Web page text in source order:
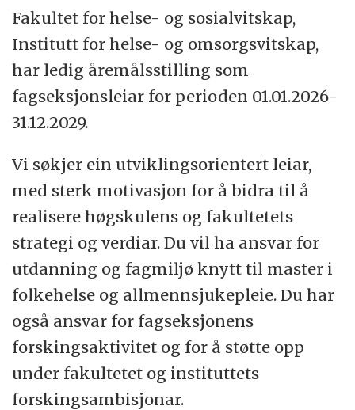
kultur og idrett. HVL tilbyr bachelor-,
master- og doktorgradsutdanningar og
ulike årsstudium.
HVL er tett på arbeidslivet, regionen og
universitet med profesjons- og
arbeidslivsretta profil.
Fakultet for helse- og sosialvitskap har om
lag 400 tilsette og om lag 5150 studentar. Vi
har eit breitt utdanningstilbod innan helse-
og sosialfaglege profesjonsutdanningar,
etter- og vidareutdanningar og fleire
masterprogram.
Fakultet for helse- og sosialvitskap,
Institutt for helse- og omsorgsvitskap,
har ledig åremålsstilling som
fagseksjonsleiar for perioden 01.01.2026-
31.12.2029.
Vi søkjer ein utviklingsorientert leiar,
med sterk motivasjon for å bidra til å
realisere høgskulens og fakultetets
strategi og verdiar. Du vil ha ansvar for
utdanning og fagmiljø knytt til master i
folkehelse og allmennsjukepleie. Du har
også ansvar for fagseksjonens
forskingsaktivitet og for å støtte opp
under fakultetet og instituttets
forskingsambisjonar.